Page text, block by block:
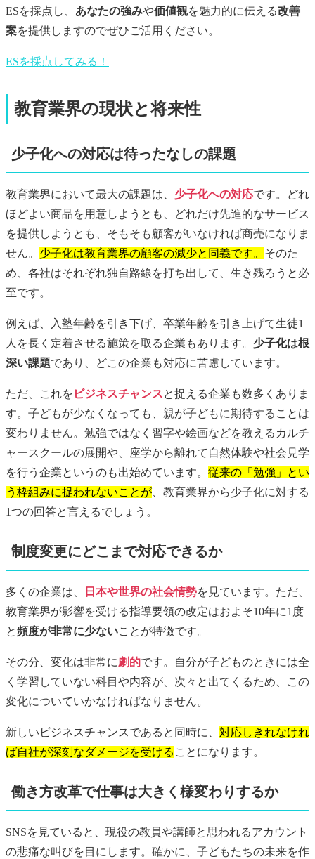
ESを採点し、 あなたの強みや価値観を魅力的に伝える改善
案を提供しますのでぜひご活用ください。
ESを採点してみる！
教育業界の現状と将来性
少子化への対応は待ったなしの課題
教育業界において最大の課題は、 少子化への対応です。どれ
ほどよい商品を用意しようとも、どれだけ先進的なサービス
を提供しようとも、そもそも顧客がいなければ商売になりま
せん。 少子化は教育業界の顧客の減少と同義です。 そのた
め、各社はそれぞれ独自路線を打ち出して、生き残ろうと必
至です。
例えば、入塾年齢を引き下げ、卒業年齢を引き上げて生徒1
人を長く定着させる施策を取る企業もあります。 少子化は根
深い課題であり、どこの企業も対応に苦慮しています。
ただ、これを ビジネスチャンスと捉える企業も数多くありま
す。子どもが少なくなっても、親が子どもに期待することは
変わりません。勉強ではなく習字や絵画などを教えるカルチ
ャースクールの展開や、座学から離れて自然体験や社会見学
を行う企業というのも出始めています。 従来の「勉強」とい
う枠組みに捉われないことが 、教育業界から少子化に対する
1つの回答と言えるでしょう。
制度変更にどこまで対応できるか
多くの企業は、 日本や世界の社会情勢を見ています。ただ、
教育業界が影響を受ける指導要領の改定はおよそ10年に1度
と頻度が非常に少ないことが特徴です。
その分、変化は非常に劇的です。自分が子どものときには全
く学習していない科目や内容が、次々と出てくるため、この
変化についていかなければなりません。
新しいビジネスチャンスであると同時に、 対応しきれなけれ
ば自社が深刻なダメージを受ける ことになります。
働き方改革で仕事は大きく様変わりするか
SNSを見ていると、現役の教員や講師と思われるアカウント
の悲痛な叫びを目にします。確かに、子どもたちの未来を作